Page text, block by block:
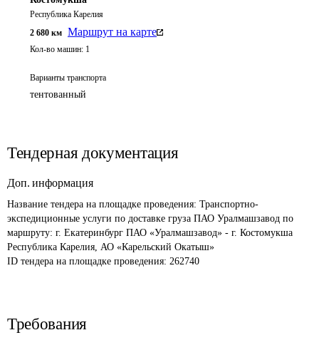
Республика Карелия
2 680 км Маршрут на карте
Кол-во машин: 1
Варианты транспорта
тентованный
Тендерная документация
Доп. информация
Название тендера на площадке проведения: Транспортно-
экспедиционные услуги по доставке груза ПАО Уралмашзавод по
маршруту: г. Екатеринбург ПАО «Уралмашзавод» - г. Костомукша
Республика Карелия, АО «Карельский Окатыш»
ID тендера на площадке проведения: 262740
Требования